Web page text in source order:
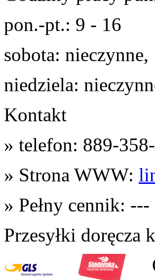
pon.-pt.: 9 - 16
sobota: nieczynne,
niedziela:
Kontakt
» telefon: 889-
» Strona WWW:
» Pełny cennik: ---
Przesyłki doręcza